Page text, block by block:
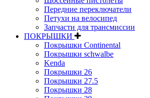
Передние переключатели
Петухи на велосипед
Запчасти для трансмиссии
ПОКРЫШКИ
Покрышки Continental
Покрышки schwalbe
Kenda
Покрышки 26
Покрышки 27.5
Покрышки 28